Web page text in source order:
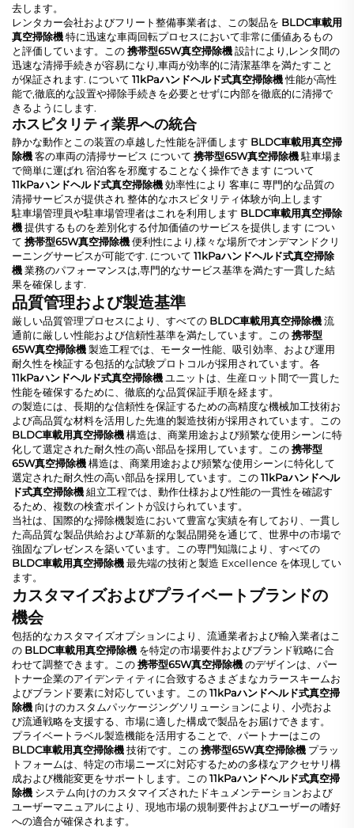
去します。
レンタカー会社およびフリート整備事業者は、この製品を BLDC車載用
真空掃除機特に迅速な車両回転プロセスにおいて非常に価値あるもの
と評価しています。この携帯型65W真空掃除機設計により,レンタ間の
迅速な清掃手続きが容易になり,車両が効率的に清潔基準を満たすこと
が保証されます. について 11kPaハンドヘルド式真空掃除機性能が高性
能で,徹底的な設置や掃除手続きを必要とせずに内部を徹底的に清掃で
きるようにします.
ホスピタリティ業界への統合
静かな動作とこの装置の卓越した性能を評価します BLDC車載用真空掃
除機客の車両の清掃サービス について 携帯型65W真空掃除機駐車場ま
で簡単に運ばれ 宿泊客を邪魔することなく操作できます について
11kPaハンドヘルド式真空掃除機効率性により 客車に 専門的な品質の
清掃サービスが提供され 整体的なホスピタリティ体験が向上します
駐車場管理員や駐車場管理者はこれを利用します BLDC車載用真空掃除
機提供するものを差別化する付加価値のサービスを提供します につい
て 携帯型65W真空掃除機便利性により,様々な場所でオンデマンドクリ
ーニングサービスが可能です. について 11kPaハンドヘルド式真空掃除
機業務のパフォーマンスは,専門的なサービス基準を満たす一貫した結
果を確保します.
品質管理および製造基準
厳しい品質管理プロセスにより、すべての BLDC車載用真空掃除機流
通前に厳しい性能および信頼性基準を満たしています。この携帯型
65W真空掃除機製造工程では、モーター性能、吸引効率、および運用
耐久性を検証する包括的な試験プロトコルが採用されています。各
11kPaハンドヘルド式真空掃除機 ユニットは、生産ロット間で一貫した
性能を確保するために、徹底的な品質保証手順を経ます。
の製造には、長期的な信頼性を保証するための高精度な機械加工技術お
よび高品質な材料を活用した先進的製造技術が採用されています。この
BLDC車載用真空掃除機構造は、商業用途および頻繁な使用シーンに特
化して選定された耐久性の高い部品を採用しています。この携帯型
65W真空掃除機構造は、商業用途および頻繁な使用シーンに特化して
選定された耐久性の高い部品を採用しています。この11kPaハンドヘル
ド式真空掃除機組立工程では、動作仕様および性能の一貫性を確認す
るため、複数の検査ポイントが設けられています。
当社は、国際的な掃除機製造において豊富な実績を有しており、一貫し
た高品質な製品供給および革新的な製品開発を通じて、世界中の市場で
強固なプレゼンスを築いています。この専門知識により、すべての
BLDC車載用真空掃除機最先端の技術と製造 Excellence を体現してい
ます。
カスタマイズおよびプライベートブランドの
機会
包括的なカスタマイズオプションにより、流通業者および輸入業者はこ
の BLDC車載用真空掃除機 を特定の市場要件およびブランド戦略に合
わせて調整できます。この携帯型65W真空掃除機のデザインは、パー
トナー企業のアイデンティティに合致するさまざまなカラースキームお
よびブランド要素に対応しています。この11kPaハンドヘルド式真空掃
除機 向けのカスタムパッケージングソリューションにより、小売およ
び流通戦略を支援する、市場に適した構成で製品をお届けできます。
プライベートラベル製造機能を活用することで、パートナーはこの
BLDC車載用真空掃除機技術です。この携帯型65W真空掃除機 プラッ
トフォームは、特定の市場ニーズに対応するための多様なアクセサリ構
成および機能変更をサポートします。この11kPaハンドヘルド式真空掃
除機 システム向けのカスタマイズされたドキュメンテーションおよび
ユーザーマニュアルにより、現地市場の規制要件およびユーザーの嗜好
への適合が確保されます。